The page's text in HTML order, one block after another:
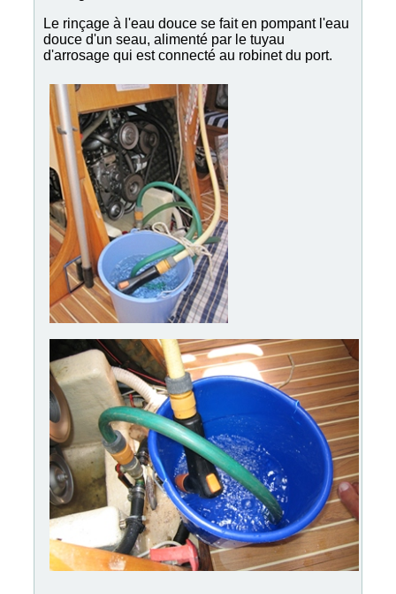
Le rinçage à l'eau douce se fait en pompant l'eau
douce d'un seau, alimenté par le tuyau
d'arrosage qui est connecté au robinet du port.